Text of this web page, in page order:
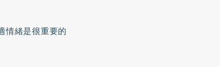
情緒是很重要的